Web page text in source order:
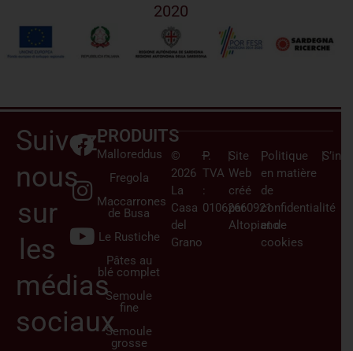
2020
Suivez-
nous
sur
les
médias
sociaux
PRODUITS
Malloreddus
Fregola
Maccarrones
de Busa
Le Rustiche
Pâtes au
blé complet
Semoule
fine
Semoule
grosse
©
2026
La
Casa
del
Grano
–
P.
TVA
:
01062660921
|Site
Web
créé
par
Altopiano
|Politique
en matière
de
confidentialité
et de
cookies
|